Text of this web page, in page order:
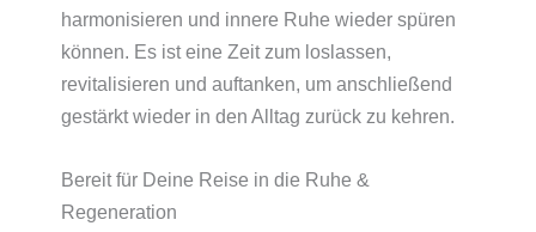
harmonisieren und innere Ruhe wieder spüren
können. Es ist eine Zeit zum loslassen,
revitalisieren und auftanken, um anschließend
gestärkt wieder in den Alltag zurück zu kehren.
Bereit für Deine Reise in die Ruhe &
Regeneration